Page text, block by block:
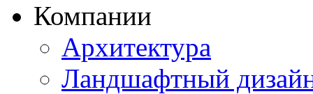
Компании
Архитектура
Ландшафтный